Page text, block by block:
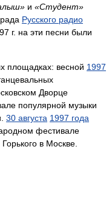
и «Студент»
Русского радио
г. на эти песни были
площадках: весной 1997
Дворце
популярной музыки
30 августа 1997 года
фестивале
в Москве.